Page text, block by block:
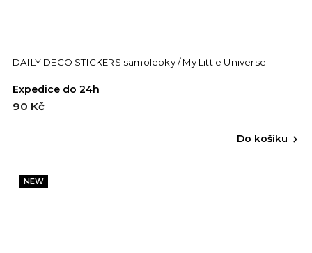
DAILY DECO STICKERS samolepky / My Little Universe
Expedice do 24h
90 Kč
Do košíku
NEW